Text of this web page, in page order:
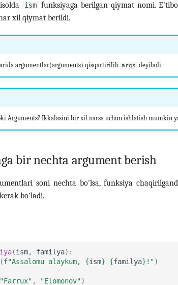
ism funksiyaga berilgan qiymat nomi.
xil qiymat berildi.
argumentlar(arguments) qisqartirilib args deyiladi.
Arguments? Ikkalasini bir xil narsa uchun ishlatish mumkin
bir nechta argument berish
soni nechta bo'lsa, funksiya
bo'ladi.
(ism, familya):
(f"Assalomu alaykum, {ism} {familya} !")
"Farrux" , "Elomonov")